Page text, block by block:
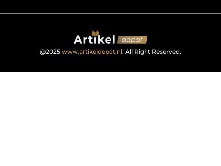
@2025 www.artikeldepot.nl. All Right Reserved.